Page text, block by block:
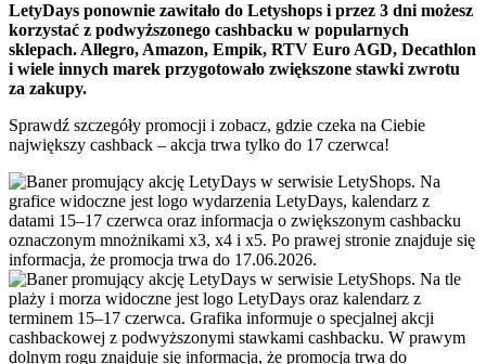
LetyDays ponownie zawitało do Letyshops i przez 3 dni możesz
korzystać z podwyższonego cashbacku w popularnych
sklepach. Allegro, Amazon, Empik, RTV Euro AGD, Decathlon
i wiele innych marek przygotowało zwiększone stawki zwrotu
za zakupy.
Sprawdź szczegóły promocji i zobacz, gdzie czeka na Ciebie
największy cashback – akcja trwa tylko do 17 czerwca!